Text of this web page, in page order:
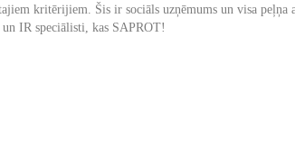
kritērijiem. Šis ir sociāls uzņēmums un visa peļņa
IR speciālisti, kas SAPROT!